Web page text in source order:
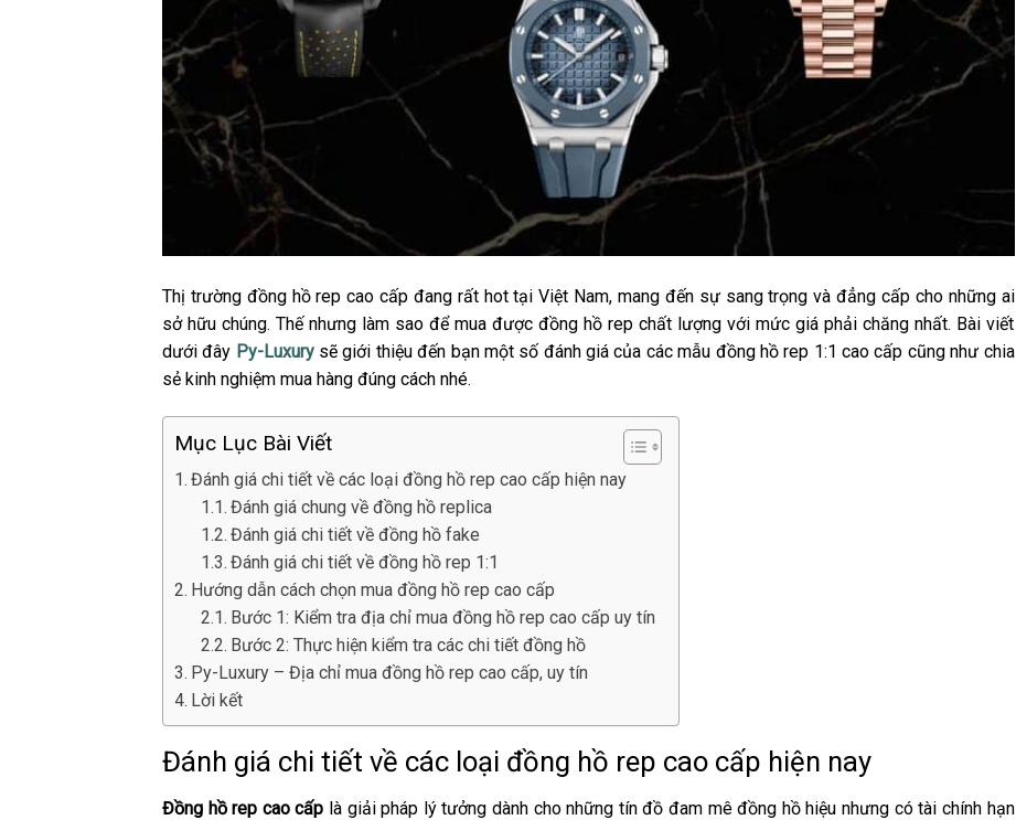
Thị trường đồng hồ rep cao cấp đang rất hot tại Việt Nam, mang đến sự sang trọng và đẳng cấp cho những ai
sở hữu chúng. Thế nhưng làm sao để mua được đồng hồ rep chất lượng với mức giá phải chăng nhất. Bài viết
dưới đây Py-Luxurysẽ giới thiệu đến bạn một số đánh giá của các mẫu đồng hồ rep 1:1 cao cấp cũng như chia
sẻ kinh nghiệm mua hàng đúng cách nhé.
Mục Lục Bài Viết
Đánh giá chi tiết về các loại đồng hồ rep cao cấp hiện nay
Đánh giá chung về đồng hồ replica
Đánh giá chi tiết về đồng hồ fake
Đánh giá chi tiết về đồng hồ rep 1:1
Hướng dẫn cách chọn mua đồng hồ rep cao cấp
Bước 1: Kiểm tra địa chỉ mua đồng hồ rep cao cấp uy tín
Bước 2: Thực hiện kiểm tra các chi tiết đồng hồ
Py-Luxury – Địa chỉ mua đồng hồ rep cao cấp, uy tín
Lời kết
Đánh giá chi tiết về các loại đồng hồ rep cao cấp hiện nay
Đồng hồ rep cao cấp là giải pháp lý tưởng dành cho những tín đồ đam mê đồng hồ hiệu nhưng có tài chính hạn